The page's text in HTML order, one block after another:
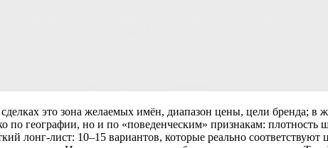
это зона желаемых имён, диапазон цены, цели
по географии, но и по «поведенческим» признакам:
лонг‑лист: 10–15 вариантов, которые реально